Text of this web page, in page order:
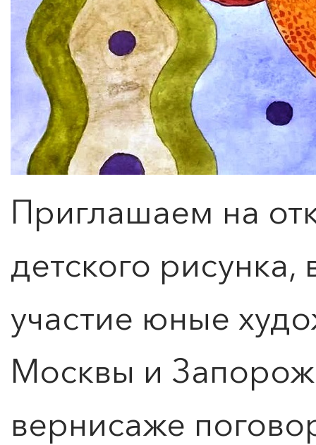
Приглашаем на
детского
участие юные
Москвы и
вернисаже